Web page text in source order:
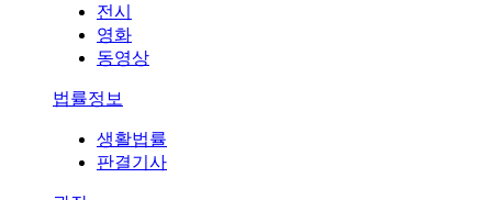
전시
영화
동영상
법률정보
생활법률
판결기사